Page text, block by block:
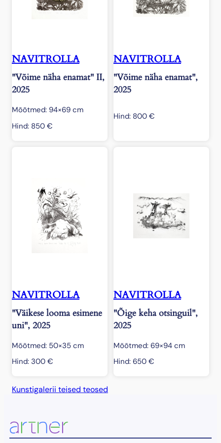
NAVITROLLA
"Võime näha enamat" II,
2025
Mõõtmed: 94×69 cm
Hind: 850 €
NAVITROLLA
"Võime näha enamat",
2025
Hind: 800 €
NAVITROLLA
"Väikese looma esimene
uni", 2025
Mõõtmed: 50×35 cm
Hind: 300 €
NAVITROLLA
"Õige keha otsinguil",
2025
Mõõtmed: 69×94 cm
Hind: 650 €
Kunstigalerii teised teosed